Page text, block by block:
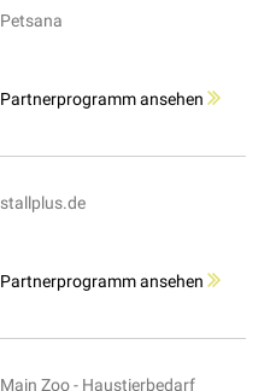
Petsana
Partnerprogramm ansehen
stallplus.de
Partnerprogramm ansehen
Main Zoo - Haustierbedarf